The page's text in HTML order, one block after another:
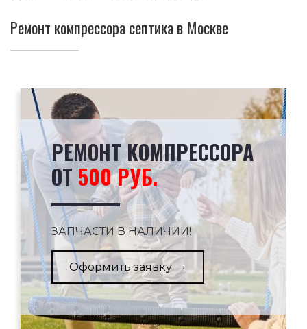
Ремонт компрессора септика в Москве
РЕМОНТ КОМПРЕССОРА
ОТ 500 РУБ.
ЗАПЧАСТИ В НАЛИЧИИ!
Оформить заявку